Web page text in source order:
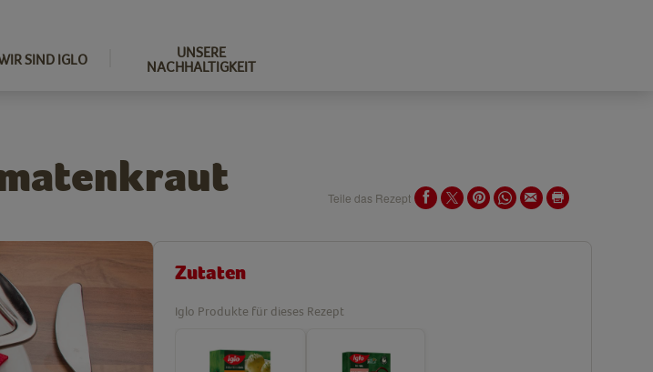
SIND IGLO
UNSERE
NACHHALTIGKEIT
Teile das Rezept
Zutaten
Iglo Produkte für dieses Rezept